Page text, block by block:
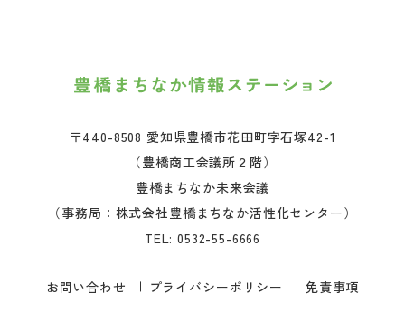
〒440-8508 愛知県豊橋市花田町字石塚42-1
（豊橋商工会議所２階）
豊橋まちなか未来会議
（事務局：株式会社豊橋まちなか活性化センター）
TEL:0532-55-6666
お問い合わせ プライバシーポリシー 免責事項